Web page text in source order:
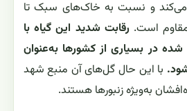
می‌کند و نسبت به خاک‌های سبک تا
است.رقابت شدید این گیاه با
در بسیاری از کشورها به‌عنوان
با این حال گل‌های آن منبع شهد
به‌ویژه زنبورها هستند.